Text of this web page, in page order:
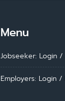
Menu
Jobseeker: Login /
Employers: Login /